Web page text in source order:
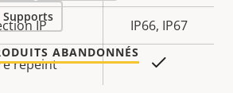
IP IP66, IP67
repeint
Supports
ABANDONNÉS